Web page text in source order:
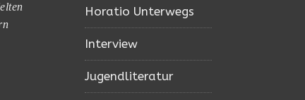
Horatio Unterwegs
Interview
Jugendliteratur